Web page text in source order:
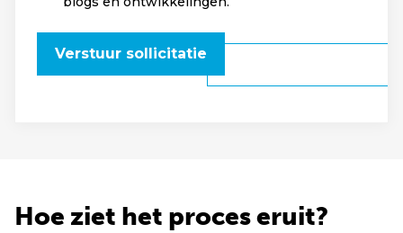
Verstuur sollicitatie
Hoe ziet het proces eruit?